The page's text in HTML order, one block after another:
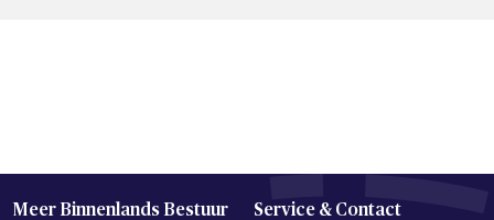
Meer Binnenlands Bestuur Service & Contact